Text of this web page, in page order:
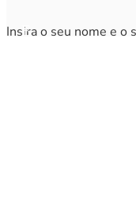
Insira o seu nome e o